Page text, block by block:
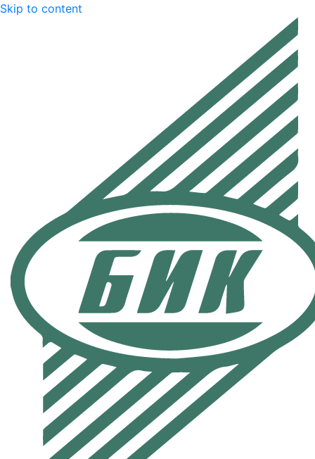
Skip to content